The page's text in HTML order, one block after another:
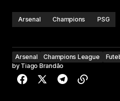
Arsenal Champions PSG
Arsenal Champions League
by Tiago Brandão